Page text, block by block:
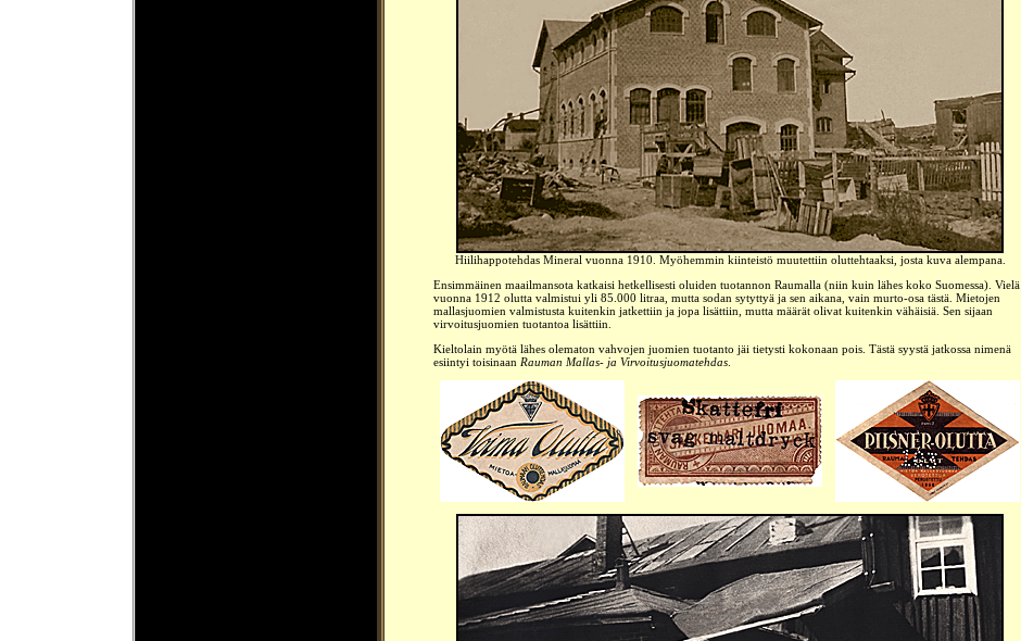
Hiilihappotehdas Mineral vuonna 1910. Myöhemmin kiinteistö muutettiin oluttehtaaksi, josta kuva alempana.
Ensimmäinen maailmansota katkaisi hetkellisesti oluiden tuotannon Raumalla (niin kuin lähes koko Suomessa). Vielä
vuonna 1912 olutta valmistui yli 85.000 litraa, mutta sodan sytyttyä ja sen aikana, vain murto-osa tästä. Mietojen
mallasjuomien valmistusta kuitenkin jatkettiin ja jopa lisättiin, mutta määrät olivat kuitenkin vähäisiä. Sen sijaan
virvoitusjuomien tuotantoa lisättiin.
Kieltolain myötä lähes olematon vahvojen juomien tuotanto jäi tietysti kokonaan pois. Tästä syystä jatkossa nimenä
esiintyi toisinaan Rauman Mallas- ja Virvoitusjuomatehdas